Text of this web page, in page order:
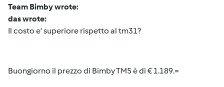
Team Bimby wrote:
das wrote:
Il costo e' superiore rispetto al tm31?
Buongiorno il prezzo di Bimby TM5 è di € 1.189.=